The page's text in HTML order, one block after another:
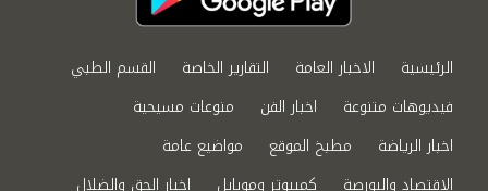
الرئيسية الاخبار العامة التقارير الخاصة
القسم الطبي
فيديوهات متنوعة
اخبار الفن
منوعات مسيحية
اخبار الرياضة
مطبخ الموقع
مواضيع عامة
الاقتصاد والبورصة
كمبيوتر وموبايل اخبار الحق والضلال